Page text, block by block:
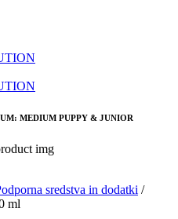
MEDIUM PUPPY & JUNIOR
sredstva in dodatki /
ml